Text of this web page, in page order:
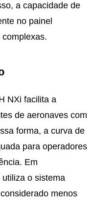
a capacidade de
no painel
NXi facilita a
de aeronaves com
forma, a curva de
para operadores
Em
o sistema
menos